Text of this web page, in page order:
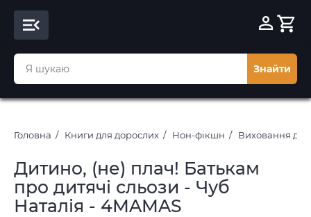
Знайти
Головна Книги для дорослих Нон-фікшн Виховання
Дитино, (не) плач! Батькам
про дитячі сльози - Чуб
Наталія - 4MAMAS